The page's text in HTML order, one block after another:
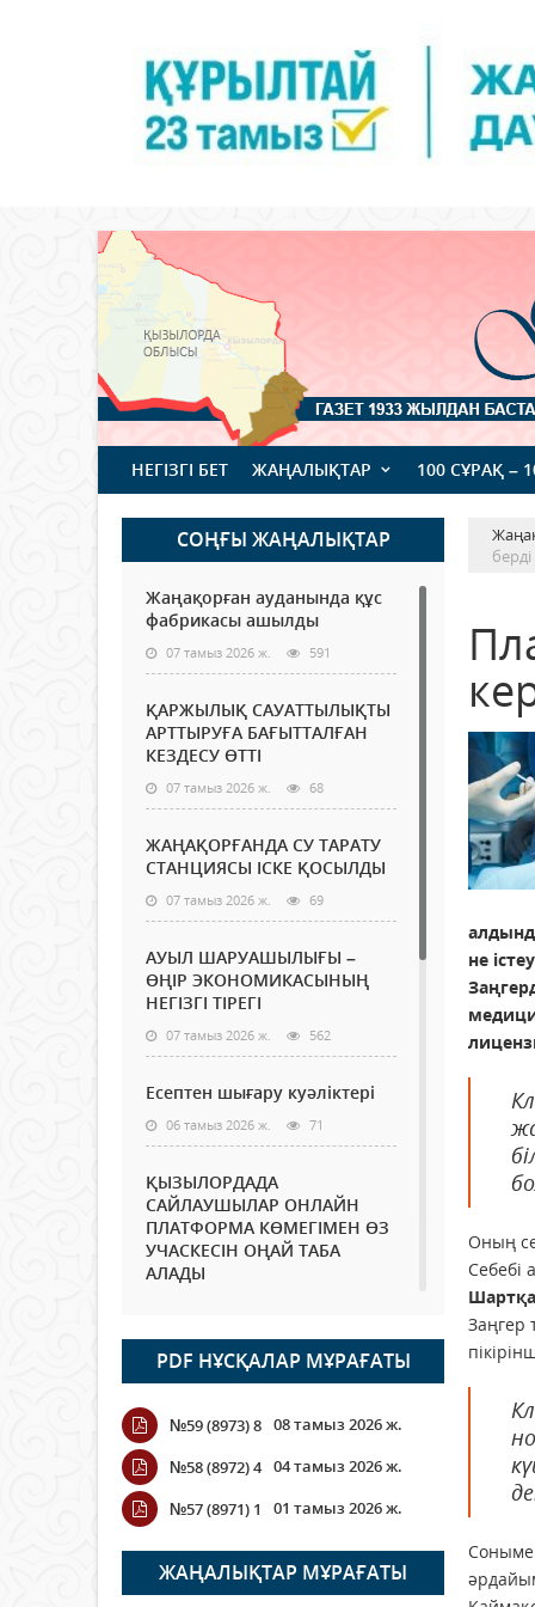
НЕГІЗГІ БЕТ ЖАҢАЛЫҚТАР 100 СҰРАҚ –
СОҢҒЫ ЖАҢАЛЫҚТАР
Жаңақорған ауданында құс
фабрикасы ашылды
07 тамыз 2026 ж. 591
ҚАРЖЫЛЫҚ САУАТТЫЛЫҚТЫ
АРТТЫРУҒА БАҒЫТТАЛҒАН
КЕЗДЕСУ ӨТТІ
07 тамыз 2026 ж. 68
ЖАҢАҚОРҒАНДА СУ ТАРАТУ
СТАНЦИЯСЫ ІСКЕ ҚОСЫЛДЫ
07 тамыз 2026 ж. 69
АУЫЛ ШАРУАШЫЛЫҒЫ –
ӨҢІР ЭКОНОМИКАСЫНЫҢ
НЕГІЗГІ ТІРЕГІ
07 тамыз 2026 ж. 562
Есептен шығару куәліктері
06 тамыз 2026 ж. 71
ҚЫЗЫЛОРДАДА
САЙЛАУШЫЛАР ОНЛАЙН
ПЛАТФОРМА КӨМЕГІМЕН ӨЗ
УЧАСКЕСІН ОҢАЙ ТАБА
АЛАДЫ
Open Air: Қызылорда
облысы полиция
департаменті 20 мыңнан
астам көрерменнің
қауіпсіздігін қамтамасыз етті
ҚАЛАЙ ӨТЕДІ?
06 тамыз 2026 ж. 261
PDF НҰСҚАЛАР МҰРАҒАТЫ
№59 (8973) 8 08 тамыз 2026 ж.
№58 (8972) 4 04 тамыз 2026 ж.
№57 (8971) 1
01 тамыз 2026 ж.
ЖАҢАЛЫҚТАР МҰРАҒАТЫ
берді
не
Оның
Себебі
Заңгер